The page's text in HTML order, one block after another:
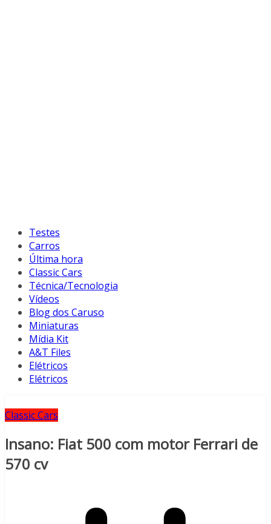
Testes
Carros
Última hora
Classic Cars
Técnica/Tecnologia
Vídeos
Blog dos Caruso
Miniaturas
Mídia Kit
A&T Files
Elétricos
Elétricos
Classic Cars
Insano: Fiat 500 com motor Ferrari de
570 cv